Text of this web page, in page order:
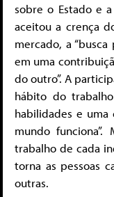
sobre o Estado e
aceitou a crença
mercado, a
em uma
do outro”. A
hábito do
habilidades e uma
mundo
trabalho de cada
torna as pessoas
outras.